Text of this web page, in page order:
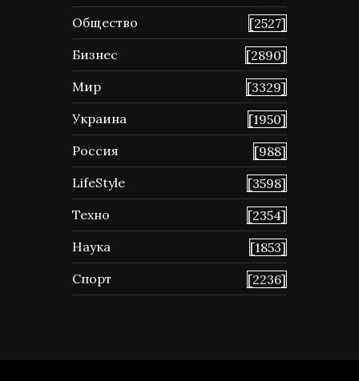
Общество
[2527]
Бизнес
[2890]
Мир
[3329]
Украина
[1950]
Россия
[988]
LifeStyle
[3598]
Техно
[2354]
Наука
[1853]
Спорт
[2236]